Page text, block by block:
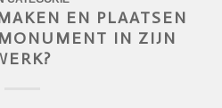
EN PLAATSEN
IN ZIJN